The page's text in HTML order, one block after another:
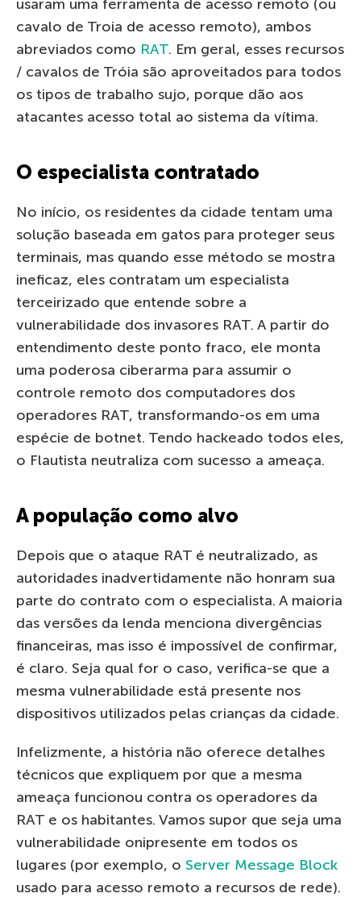
usaram uma ferramenta de acesso remoto (ou
cavalo de Troia de acesso remoto), ambos
abreviados como RAT. Em geral, esses recursos
/ cavalos de Tróia são aproveitados ​​para todos
os tipos de trabalho sujo, porque dão aos
atacantes acesso total ao sistema da vítima.
O especialista contratado
No início, os residentes da cidade tentam uma
solução baseada em gatos para proteger seus
terminais, mas quando esse método se mostra
ineficaz, eles contratam um especialista
terceirizado que entende sobre a
vulnerabilidade dos invasores RAT. A partir do
entendimento deste ponto fraco, ele monta
uma poderosa ciberarma para assumir o
controle remoto dos computadores dos
operadores RAT, transformando-os em uma
espécie de botnet. Tendo hackeado todos eles,
o Flautista neutraliza com sucesso a ameaça.
A população como alvo
Depois que o ataque RAT é neutralizado, as
autoridades inadvertidamente não honram sua
parte do contrato com o especialista. A maioria
das versões da lenda menciona divergências
financeiras, mas isso é impossível de confirmar,
é claro. Seja qual for o caso, verifica-se que a
mesma vulnerabilidade está presente nos
dispositivos utilizados pelas crianças da cidade.
Infelizmente, a história não oferece detalhes
técnicos que expliquem por que a mesma
ameaça funcionou contra os operadores da
RAT e os habitantes. Vamos supor que seja uma
vulnerabilidade onipresente em todos os
lugares (por exemplo, o Server Message Block
usado para acesso remoto a recursos de rede).